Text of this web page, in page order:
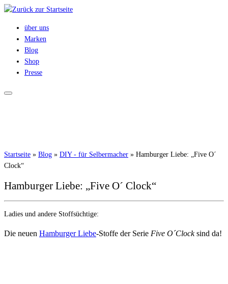
Zum
springenüber uns
Marken
Blog
Shop
Presse
Startseite » Blog » DIY - für Selbermacher » Hamburger Liebe: „Five O´
Clock“
Hamburger Liebe: „Five O´ Clock“
Ladies und andere Stoffsüchtige:
Die neuen Hamburger Liebe-Stoffe der Serie Five O´Clocksind da!